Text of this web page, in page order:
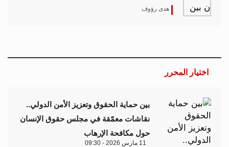
هدى رؤوف
اختيار المحرر
بين حماية الحقوق وتعزيز الأمن الدولي..
نقاشات معمّقة في مجلس حقوق الإنسان
حول مكافحة الإرهاب
11 مارس 2026 - 09:30